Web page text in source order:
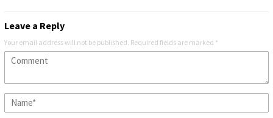
Leave a Reply
Your email address will not be published. Required fields are marked *